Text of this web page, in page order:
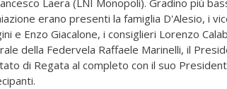
Laera (LNI Monopoli). Gradino più
erano presenti la famiglia D'Alesio, i
e Enzo Giacalone, i consiglieri Lorenzo
della Federvela Raffaele Marinelli, il
di Regata al completo con il suo